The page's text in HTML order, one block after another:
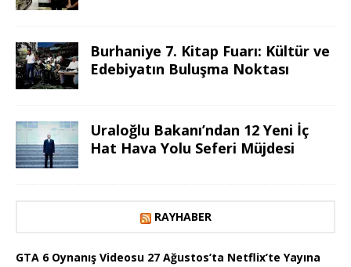
Burhaniye 7. Kitap Fuarı: Kültür ve
Edebiyatın Buluşma Noktası
Uraloğlu Bakanı’ndan 12 Yeni İç
Hat Hava Yolu Seferi Müjdesi
RAYHABER
GTA 6 Oynanış Videosu 27 Ağustos’ta Netflix’te Yayına